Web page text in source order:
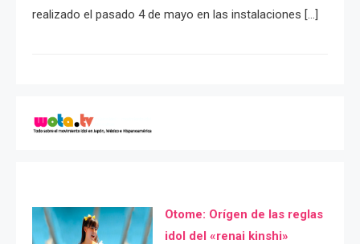
realizado el pasado 4 de mayo en las instalaciones […]
Otome: Orígen de las reglas
idol del «renai kinshi»